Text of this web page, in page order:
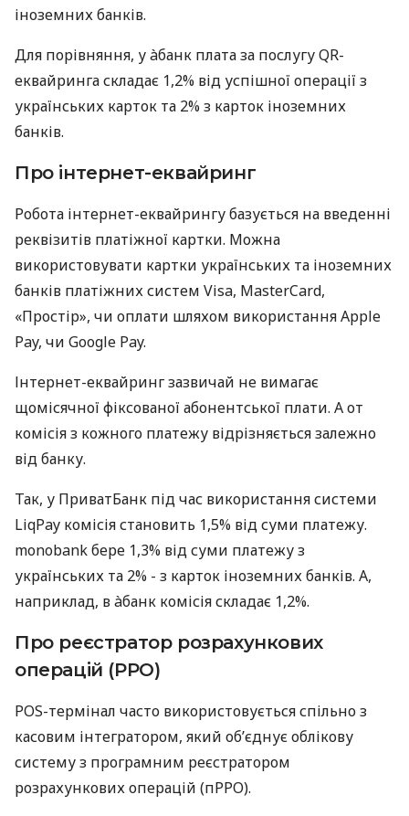
іноземних банків.
Для порівняння, у àбанк плата за послугу QR-
еквайринга складає 1,2% від успішної операції з
українських карток та 2% з карток іноземних
банків.
Про інтернет-еквайринг
Робота інтернет-еквайрингу базується на введенні
реквізитів платіжної картки. Можна
використовувати картки українських та іноземних
банків платіжних систем Visa, MasterCard,
«Простір», чи оплати шляхом використання Apple
Pay, чи Google Pay.
Інтернет-еквайринг зазвичай не вимагає
щомісячної фіксованої абонентської плати. А от
комісія з кожного платежу відрізняється залежно
від банку.
Так, у ПриватБанк під час використання системи
LiqPay комісія становить 1,5% від суми платежу.
monobank бере 1,3% від суми платежу з
українських та 2% - з карток іноземних банків. А,
наприклад, в àбанк комісія складає 1,2%.
Про реєстратор розрахункових
операцій (РРО)
POS-термінал часто використовується спільно з
касовим інтегратором, який об’єднує облікову
систему з програмним реєстратором
розрахункових операцій (пРРО).